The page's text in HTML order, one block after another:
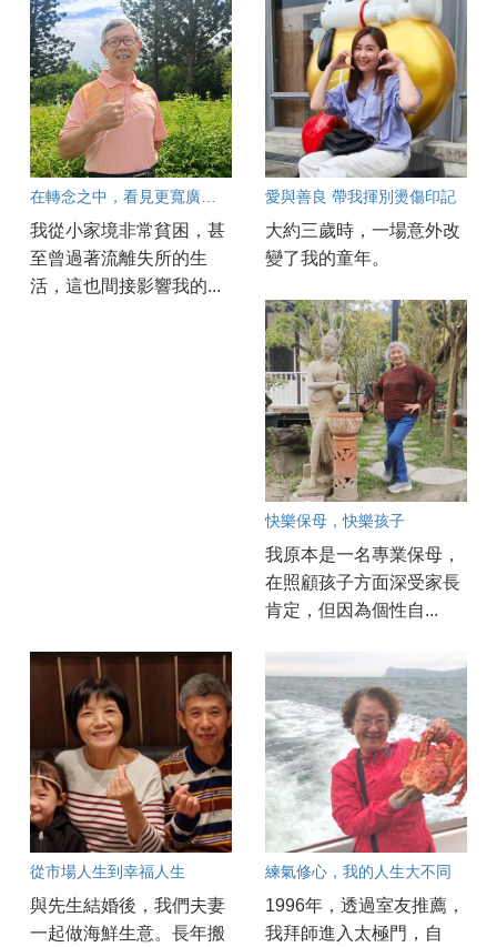
我從小家境非常貧困，甚
至曾過著流離失所的生
活，這也間接影響我的...
愛與善良 帶我揮別燙傷印記
大約三歲時，一場意外改
變了我的童年。
快樂保母，快樂孩子
我原本是一名專業保母，
在照顧孩子方面深受家長
肯定，但因為個性自...
從市場人生到幸福人生
與先生結婚後，我們夫妻
一起做海鮮生意。長年搬
練氣修心，我的人生大不同
1996年，透過室友推薦，
我拜師進入太極門，自